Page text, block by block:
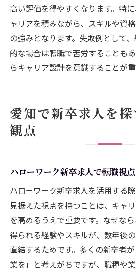
高い評価を得やすくなります。特
ャリアを積みながら、スキルや資
の強みとなります。失敗例として
的な場合は転職で苦労することも
らキャリア設計を意識することが重
愛知で新卒求人を
観点
ハローワーク新卒求人で転職視
ハローワーク新卒求人を活用する
見据えた視点を持つことは、キャ
を高めるうえで重要です。なぜな
得られる経験やスキルが、数年後
直結するためです。多くの新卒者
業を」と考えがちですが、職種や